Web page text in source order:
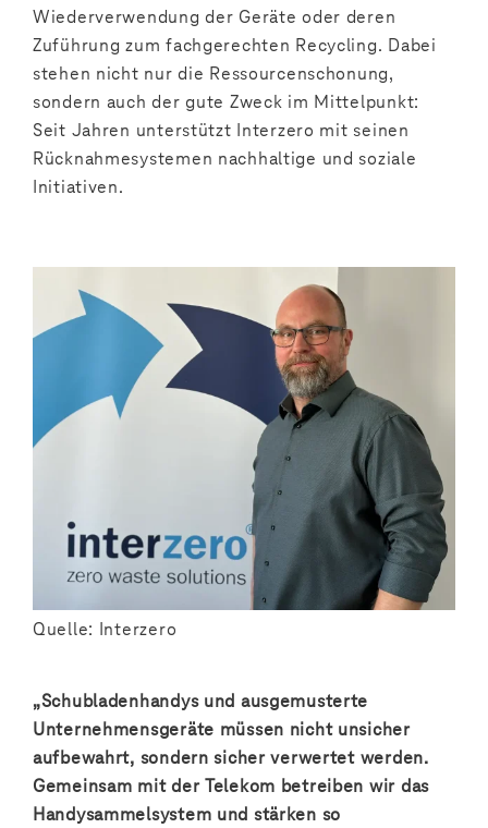
Wiederverwendung der Geräte oder deren
Zuführung zum fachgerechten Recycling. Dabei
stehen nicht nur die Ressourcenschonung,
sondern auch der gute Zweck im Mittelpunkt:
Seit Jahren unterstützt Interzero mit seinen
Rücknahmesystemen nachhaltige und soziale
Initiativen.
Quelle: Interzero
„Schubladenhandys und ausgemusterte
Unternehmensgeräte müssen nicht unsicher
aufbewahrt, sondern sicher verwertet werden.
Gemeinsam mit der Telekom betreiben wir das
Handysammelsystem und stärken so